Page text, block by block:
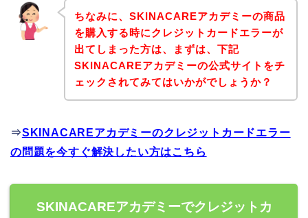
ちなみに、SKINACAREアカデミーの商品
を購入する時にクレジットカードエラーが
出てしまった方は、まずは、下記
SKINACAREアカデミーの公式サイトをチ
ェックされてみてはいかがでしょうか？
⇒SKINACAREアカデミーのクレジットカードエラー
の問題を今すぐ解決したい方はこちら
SKINACAREアカデミーでクレジットカ